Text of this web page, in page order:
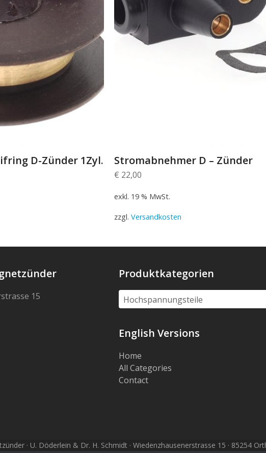
D-Zünder 1Zyl. Stromabnehmer D – Zünder
€ 22,00
exkl. 19 % MwSt.
zzgl.Versandkosten
15
Produktkategorien
Hochspannungsteile
English Versions
Home
All Categories
Contact
· U. Döderlein & Dr. H. Schmidt · Wiedenzhausenerstrasse 15 · 85254